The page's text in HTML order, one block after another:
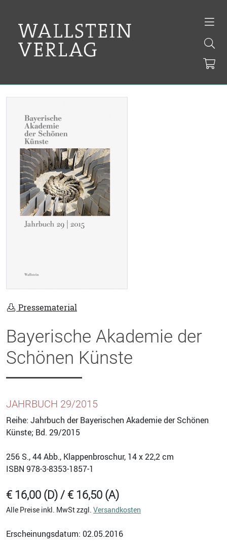
Pressematerial
Bayerische Akademie der
Schönen Künste
JAHRBUCH 29/2015
Reihe: Jahrbuch der Bayerischen Akademie der Schönen
Künste; Bd. 29/2015
256 S., 44 Abb., Klappenbroschur, 14 x 22,2 cm
ISBN 978-3-8353-1857-1
€ 16,00 (D) / € 16,50 (A)
Alle Preise inkl. MwSt zzgl. Versandkosten
Erscheinungsdatum: 02.05.2016